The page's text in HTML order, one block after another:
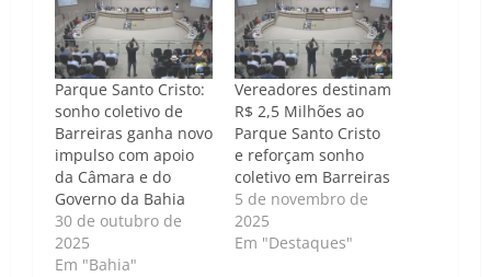
Parque Santo Cristo:
sonho coletivo de
Barreiras ganha novo
impulso com apoio
da Câmara e do
Governo da Bahia
30 de outubro de
2025
Em "Bahia"
Vereadores destinam
R$ 2,5 Milhões ao
Parque Santo Cristo
e reforçam sonho
coletivo em Barreiras
5 de novembro de
2025
Em "Destaques"